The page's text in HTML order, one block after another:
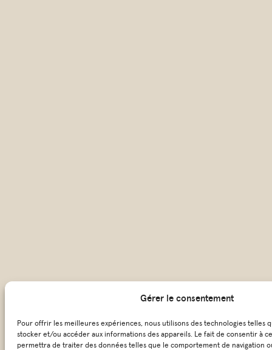
Gérer le consentement
Pour offrir les meilleures expériences, nous utilisons des technologies telles
stocker et/ou accéder aux informations des appareils. Le fait de consentir à
permettra de traiter des données telles que le comportement de navigation